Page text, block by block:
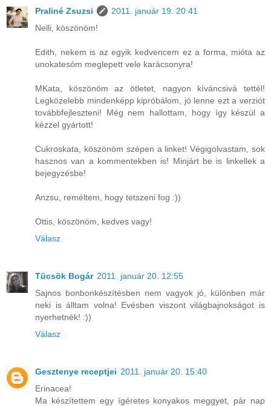
Praliné Zsuzsi
2011. január 19. 20:41
Nelli, köszönöm!
Edith, nekem is az egyik kedvencem ez a forma, mióta az
unokatesóm meglepett vele karácsonyra!
MKata, köszönöm az ötletet, nagyon kíváncsivá tettél!
Legközelebb mindenképp kipróbálom, jó lenne ezt a verziót
továbbfejleszteni! Még nem hallottam, hogy így készül a
kézzel gyártott!
Cukroskata, köszönöm szépen a linket! Végigolvastam, sok
hasznos van a kommentekben is! Minjárt be is linkellek a
bejegyzésbe!
Anzsu, reméltem, hogy tetszeni fog :))
Ottis, köszönöm, kedves vagy!
Válasz
Tücsök Bogár 2011. január 20. 12:55
Sajnos bonbonkészítésben nem vagyok jó, különben már
neki is álltam volna! Evésben viszont világbajnokságot is
nyerhetnék! :))
Válasz
Gesztenye receptjei 2011. január 20. 15:40
Erinacea!
Ma készítettem egy ígéretes konyakos meggyet, pár nap